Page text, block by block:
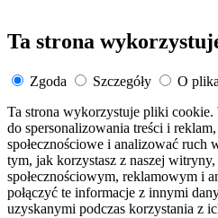
Ta strona
Zgoda Szczegóły
O
Ta strona wykorzystuje pliki
do spersonalizowania treści i
społecznościowe i analizować ruch
tym, jak korzystasz z naszej
społecznościowym, reklamowym i
połączyć te informacje z innymi
uzyskanymi podczas korzystania z